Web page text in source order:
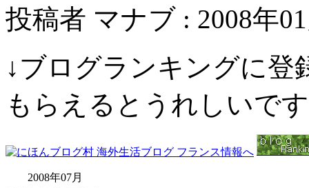
投稿者 マナブ : 2008年
↓ブログランキングに登
もらえるとうれしいで
2008年07月